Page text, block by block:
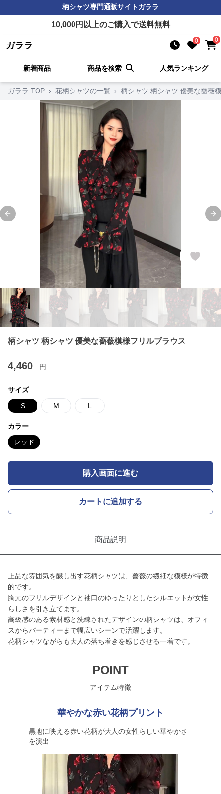
柄シャツ専門通販サイトガララ
10,000円以上のご購入で送料無料
ガララ 0 0
新着商品 商品を検索 人気ランキング
ガララ TOP › 花柄シャツの一覧 › 柄シャツ 柄シャツ 優美な薔薇
Previous slide
柄シャツ 柄シャツ 優美な薔薇模様フリルブラウス
4,460 円
サイズ
S M L
カラー
レッド
購入画面に進む
カートに追加する
商品説明
上品な雰囲気を醸し出す花柄シャツは、薔薇の繊細な模様が特徴
的です。
胸元のフリルデザインと袖口のゆったりとしたシルエットが女性
らしさを引き立てます。
高級感のある素材感と洗練されたデザインの柄シャツは、オフィ
スからパーティーまで幅広いシーンで活躍します。
花柄シャツながらも大人の落ち着きを感じさせる一着です。
POINT
アイテム特徴
華やかな赤い花柄プリント
黒地に映える赤い花柄が大人の女性らしい華やかさ
を演出